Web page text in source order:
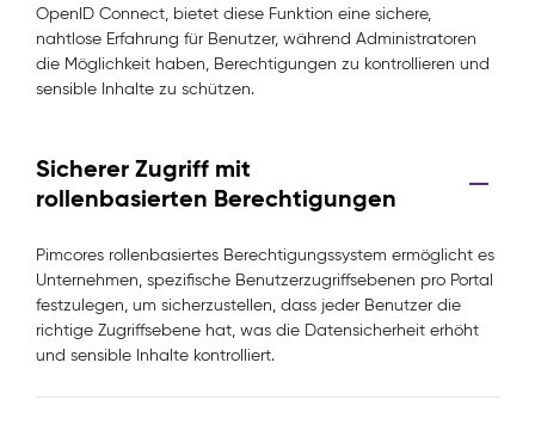
OpenID Connect, bietet diese Funktion eine sichere,
nahtlose Erfahrung für Benutzer, während Administratoren
die Möglichkeit haben, Berechtigungen zu kontrollieren und
sensible Inhalte zu schützen.
Sicherer Zugriff mit
rollenbasierten Berechtigungen
Pimcores rollenbasiertes Berechtigungssystem ermöglicht es
Unternehmen, spezifische Benutzerzugriffsebenen pro Portal
festzulegen, um sicherzustellen, dass jeder Benutzer die
richtige Zugriffsebene hat, was die Datensicherheit erhöht
und sensible Inhalte kontrolliert.